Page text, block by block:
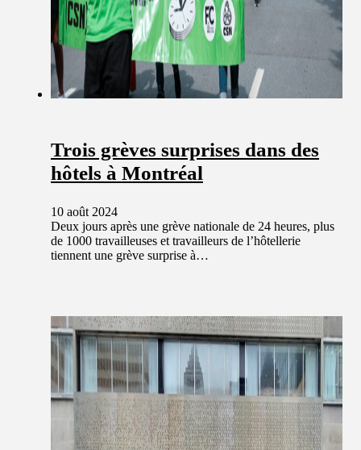
Trois grèves surprises dans des
hôtels à Montréal
10 août 2024
Deux jours après une grève nationale de 24 heures, plus
de 1000 travailleuses et travailleurs de l’hôtellerie
tiennent une grève surprise à…